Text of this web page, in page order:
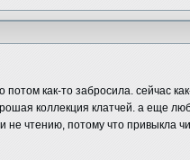
как-то забросила. сейчас
коллекция клатчей. а еще
не чтению, потому что привыкла